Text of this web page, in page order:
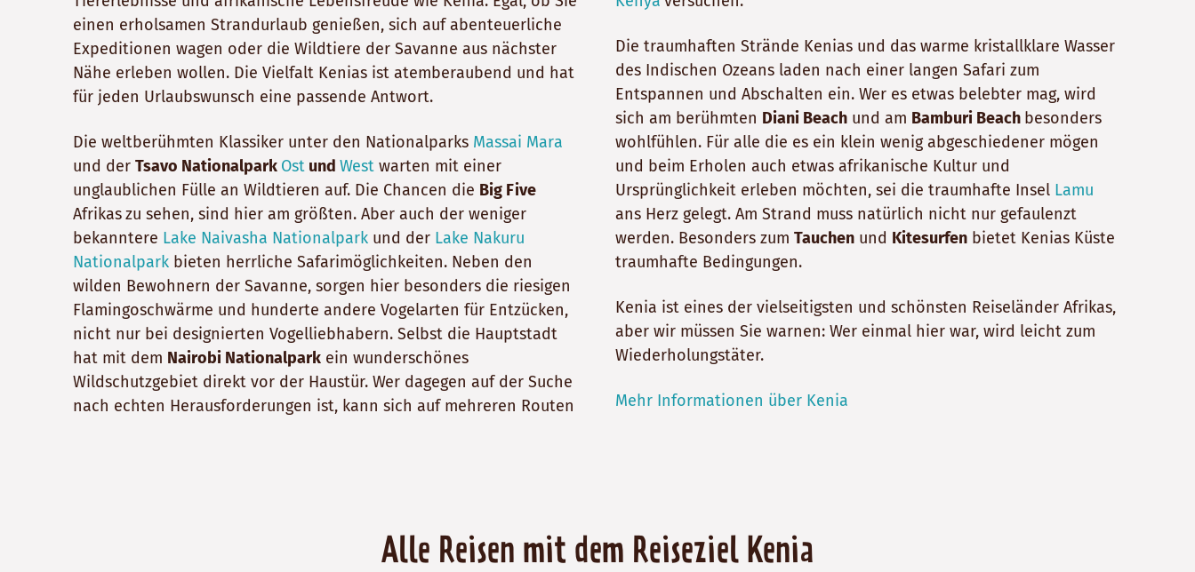
einen erholsamen Strandurlaub genießen, sich auf abenteuerliche
Expeditionen wagen oder die Wildtiere der Savanne aus nächster
Nähe erleben wollen. Die Vielfalt Kenias ist atemberaubend und hat
für jeden Urlaubswunsch eine passende Antwort.
Die weltberühmten Klassiker unter den Nationalparks Massai Mara
und der Tsavo Nationalpark Ost und West warten mit einer
unglaublichen Fülle an Wildtieren auf. Die Chancen die Big Five
Afrikaszu sehen, sind hier am größten. Aber auch der weniger
bekanntere Lake Naivasha Nationalpark und der Lake Nakuru
Nationalpark bieten herrliche Safarimöglichkeiten. Neben den
wilden Bewohnern der Savanne, sorgen hier besonders die riesigen
Flamingoschwärme und hunderte andere Vogelarten für Entzücken,
nicht nur bei designierten Vogelliebhabern. Selbst die Hauptstadt
hat mit dem Nairobi Nationalpark ein wunderschönes
Wildschutzgebiet direkt vor der Haustür. Wer dagegen auf der Suche
nach echten Herausforderungen ist, kann sich auf mehreren Routen
Die traumhaften Strände Kenias und das warme kristallklare Wasser
des Indischen Ozeans laden nach einer langen Safari zum
Entspannen und Abschalten ein. Wer es etwas belebter mag, wird
sich am berühmten Diani Beachund am Bamburi Beach besonders
wohlfühlen. Für alle die es ein klein wenig abgeschiedener mögen
und beim Erholen auch etwas afrikanische Kultur und
Ursprünglichkeit erleben möchten, sei die traumhafte Insel Lamu
ans Herz gelegt. Am Strand muss natürlich nicht nur gefaulenzt
werden. Besonders zum Tauchenund Kitesurfenbietet Kenias Küste
traumhafte Bedingungen.
Kenia ist eines der vielseitigsten und schönsten Reiseländer Afrikas,
aber wir müssen Sie warnen: Wer einmal hier war, wird leicht zum
Wiederholungstäter.
Mehr Informationen über Kenia
Alle Reisen mit dem Reiseziel Kenia